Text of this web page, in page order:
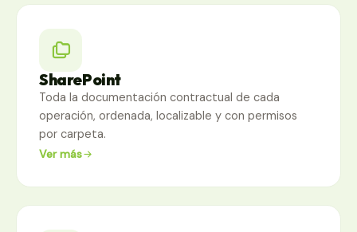
SharePoint
Toda la documentación contractual de cada
operación, ordenada, localizable y con permisos
por carpeta.
Ver más